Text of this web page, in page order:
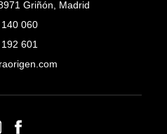
Griñón, Madrid
060
601